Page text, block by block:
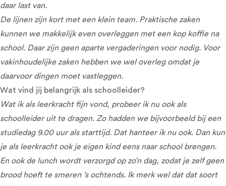
daar last van.
De lijnen zijn kort met een klein team. Praktische zaken
kunnen we makkelijk even overleggen met een kop koffie na
school. Daar zijn geen aparte vergaderingen voor nodig. Voor
vakinhoudelijke zaken hebben we wel overleg omdat je
daarvoor dingen moet vastleggen.
Wat vind jij belangrijk als schoolleider?
Wat ik als leerkracht fijn vond, probeer ik nu ook als
schoolleider uit te dragen. Zo hadden we bijvoorbeeld bij een
studiedag 9.00 uur als starttijd. Dat hanteer ik nu ook. Dan kun
je als leerkracht ook je eigen kind eens naar school brengen.
En ook de lunch wordt verzorgd op zo’n dag, zodat je zelf geen
brood hoeft te smeren ’s ochtends. Ik merk wel dat dat soort